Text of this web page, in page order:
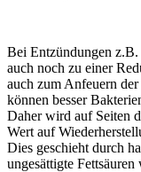
Bei Entzündungen
auch noch zu einer
auch zum Anfeuern
können besser
Daher wird auf Seiten
Wert auf
Dies geschieht durch
ungesättigte